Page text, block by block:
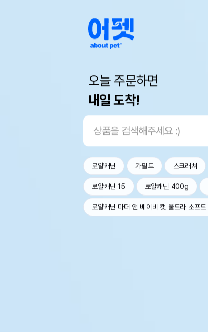
오늘 주문하면
내일 도착!
로얄캐닌 가필드 스크래쳐
로얄캐닌 15 로얄캐닌 400g